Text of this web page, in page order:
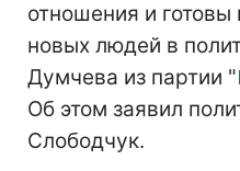
отношения и готовы
новых людей в
Думчева из партии "
Об этом заявил
Слободчук.